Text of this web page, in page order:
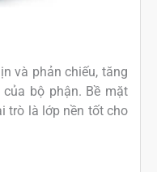
và phản chiếu, tăng
bộ phận. Bề mặt
trò là lớp nền tốt cho